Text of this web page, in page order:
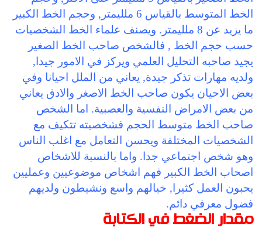
الخط المتوسط بالقياس 6 ملليمتر, وحجم الخط الكبير
ما يزيد عن 8 ملليمتر. ويصنف علماء الخط الشخصيات
حسب حجم الخط , فالشخص صاحب الخط الصغير
يجيد صاحبه التحليل العلمي ويركز في الامور جيدا,
ولديه مهارات تذكر جيدة, يعاني من الملل احيانا وفي
بعض الاحيان يكون صاحب الخط الاصغر والادق يعاني
من بعض الامراض النفسية والعصبية. اما الشخص
صاحب الخط متوسط الحجم فشخصيته تتكيف مع
الشخصيات المختلفة ويحسن التعامل مع اغلب الناس
وهو شخص اجتماعي جدا. واما بالنسبة للاشخاص
اصحاب الخط الكبير فهم اشخاص موضوعيين وعمليين
يحبون العمل كثيرا, خيالهم واسع ونشيطون ولديهم
فضول معرفي دائم.
مقدار الضغط في الكتابة